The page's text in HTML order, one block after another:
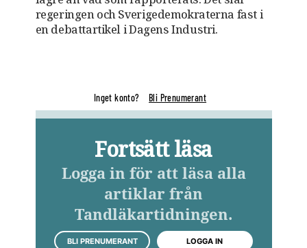
regeringen och Sverigedemokraterna fast i
en debattartikel i Dagens Industri.
Inget konto? Bli Prenumerant
Fortsätt läsa
Logga in för att läsa alla
artiklar från
Tandläkartidningen.
BLI PRENUMERANT LOGGA IN